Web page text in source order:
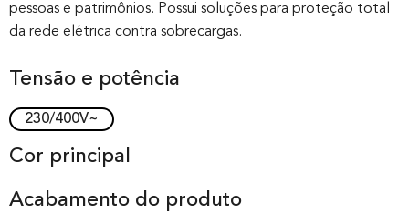
customer
pessoas e patrimônios. Possui soluções para proteção total
da rede elétrica contra sobrecargas.
Tensão e potência
230/400V~
Cor principal
Acabamento do produto